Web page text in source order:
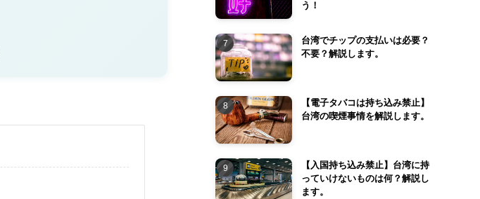
う！
台湾でチップの支払いは必要？
不要？解説します。
【電子タバコは持ち込み禁止】
台湾の喫煙事情を解説します。
【入国持ち込み禁止】台湾に持
っていけないものは何？解説し
ます。